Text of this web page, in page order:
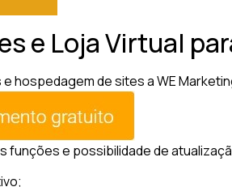
e Loja Virtual
hospedagem de sites a WE
funções e possibilidade de